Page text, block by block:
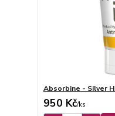
Absorbine - Silver
950 Kč/ks